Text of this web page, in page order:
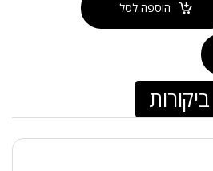
הוספה לסל
ביקורות